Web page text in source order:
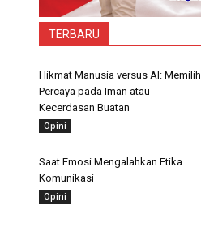
TERBARU
Hikmat Manusia versus AI: Memilih
Percaya pada Iman atau
Kecerdasan Buatan
Opini
Saat Emosi Mengalahkan Etika
Komunikasi
Opini